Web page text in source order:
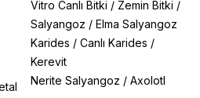
Vitro Canlı Bitki / Zemin Bitki /
Salyangoz / Elma Salyangoz
Karides / Canlı Karides /
Kerevit
Nerite Salyangoz / Axolotl